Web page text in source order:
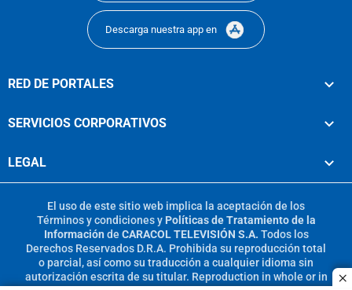
Descarga nuestra app en
RED DE PORTALES
SERVICIOS CORPORATIVOS
LEGAL
El uso de este sitio web implica la aceptación de los
Términos y condicionesy Políticas de Tratamiento de la
Información de CARACOL TELEVISIÓN S.A. Todos los
Derechos Reservados D.R.A. Prohibida su reproducción total
o parcial, así como su traducción a cualquier idioma sin
autorización escrita de su titular. Reproduction in whole or in